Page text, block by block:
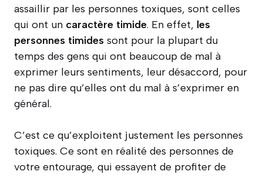
assaillir par les personnes toxiques, sont celles
qui ont un caractère timide. En effet, les
personnes timides sont pour la plupart du
temps des gens qui ont beaucoup de mal à
exprimer leurs sentiments, leur désaccord, pour
ne pas dire qu’elles ont du mal à s’exprimer en
général.
C’est ce qu’exploitent justement les personnes
toxiques. Ce sont en réalité des personnes de
votre entourage, qui essayent de profiter de